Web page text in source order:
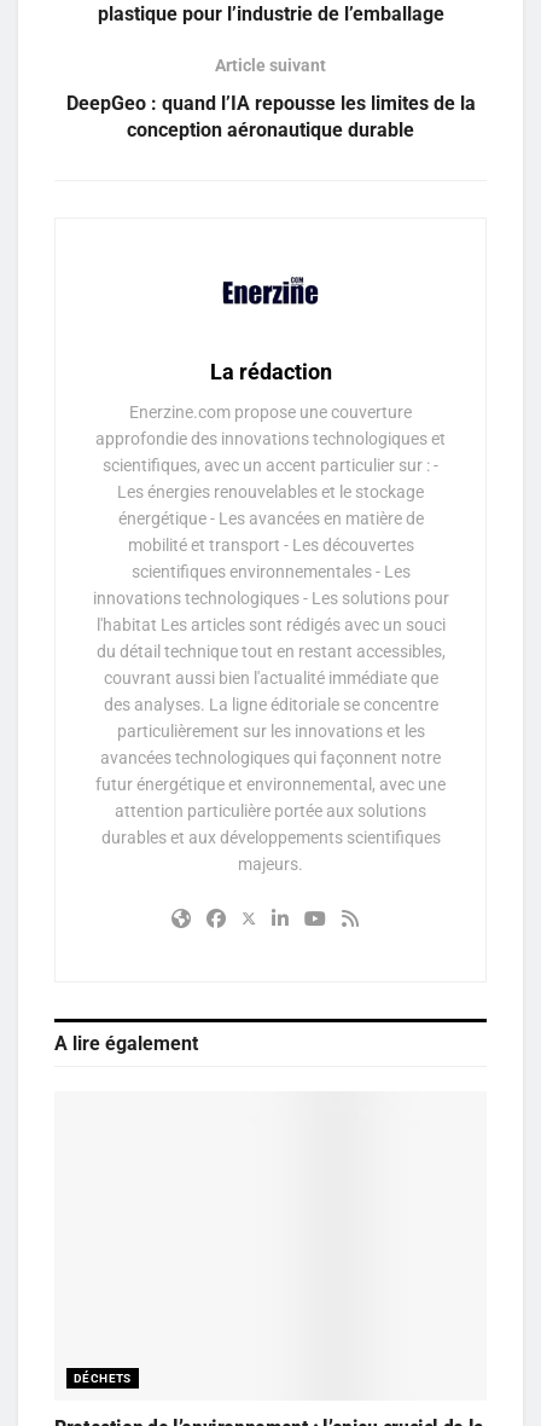
plastique pour l’industrie de l’emballage
Article suivant
DeepGeo : quand l’IA repousse les limites de la
conception aéronautique durable
La rédaction
Enerzine.com propose une couverture
approfondie des innovations technologiques et
scientifiques, avec un accent particulier sur : -
Les énergies renouvelables et le stockage
énergétique - Les avancées en matière de
mobilité et transport - Les découvertes
scientifiques environnementales - Les
innovations technologiques - Les solutions pour
l'habitat Les articles sont rédigés avec un souci
du détail technique tout en restant accessibles,
couvrant aussi bien l'actualité immédiate que
des analyses. La ligne éditoriale se concentre
particulièrement sur les innovations et les
avancées technologiques qui façonnent notre
futur énergétique et environnemental, avec une
attention particulière portée aux solutions
durables et aux développements scientifiques
majeurs.
A lire également
DÉCHETS